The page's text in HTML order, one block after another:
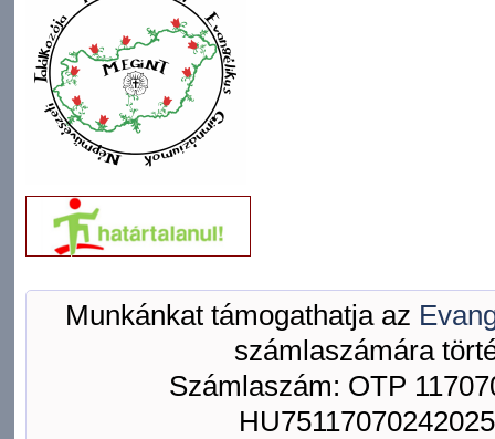
Munkánkat támogathatja az
számlaszámára
Számlaszám: OTP